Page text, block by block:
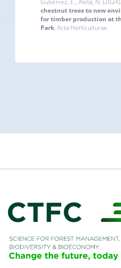
chestnut trees to new
for timber production at
Park. Acta Horticulturae